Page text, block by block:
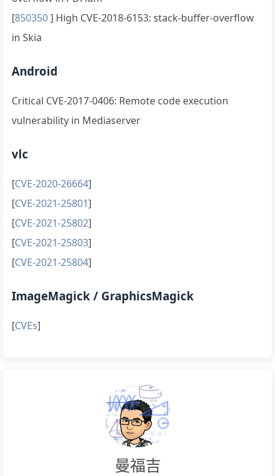
[850350] High CVE-2018-6153: stack-buffer-overflow
in Skia
Android
Critical CVE-2017-0406: Remote code execution
vulnerability in Mediaserver
vlc
[CVE-2020-26664]
[CVE-2021-25801]
[CVE-2021-25802]
[CVE-2021-25803]
[CVE-2021-25804]
ImageMagick / GraphicsMagick
[CVEs]
曼福吉